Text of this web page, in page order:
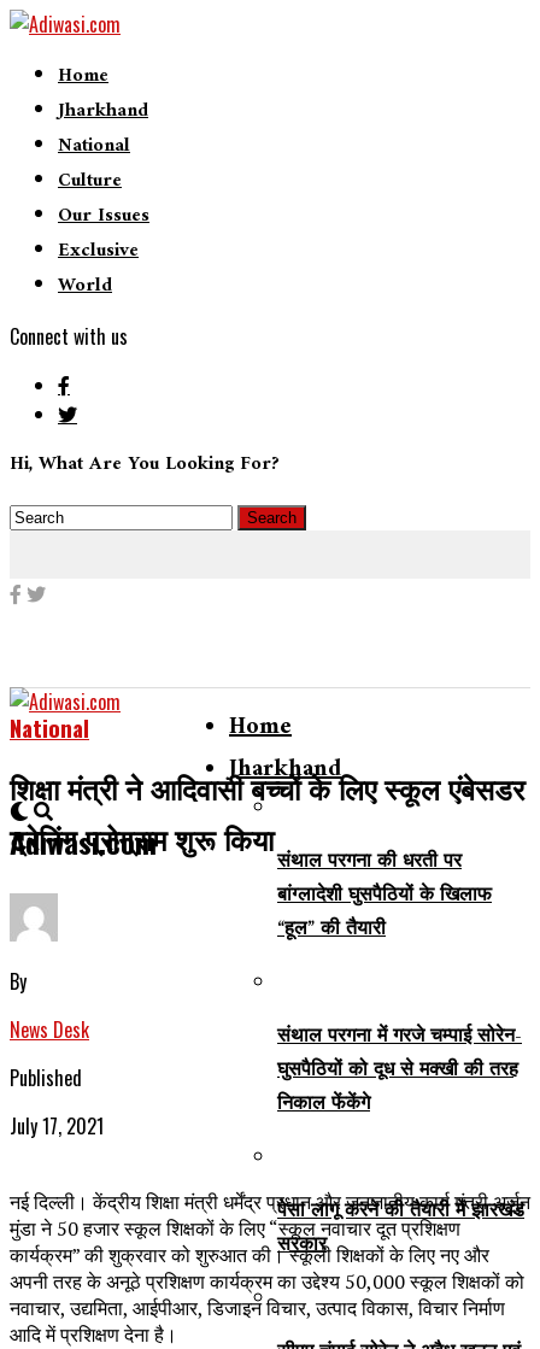
Home
Jharkhand
National
Culture
Our Issues
Exclusive
World
Connect with us
Hi, What Are You Looking For?
Adiwasi.com
Home
Jharkhand
संथाल परगना की धरती पर
बांग्लादेशी घुसपैठियों के खिलाफ
“हूल” की तैयारी
संथाल परगना में गरजे चम्पाई सोरेन-
घुसपैठियों को दूध से मक्खी की तरह
निकाल फेंकेंगे
पेसा लागू करने की तैयारी में झारखंड
सरकार
National
शिक्षा मंत्री ने आदिवासी बच्चों के लिए स्कूल एंबेसडर
ट्रेनिंग प्रोग्राम शुरू किया
By
News Desk
Published
July 17, 2021
नई दिल्ली। केंद्रीय शिक्षा मंत्री धर्मेंद्र प्रधान और जनजातीय कार्य मंत्री अर्जुन
मुंडा ने 50 हजार स्कूल शिक्षकों के लिए “स्कूल नवाचार दूत प्रशिक्षण
कार्यक्रम” की शुक्रवार को शुरुआत की। स्कूली शिक्षकों के लिए नए और
अपनी तरह के अनूठे प्रशिक्षण कार्यक्रम का उद्देश्य 50,000 स्कूल शिक्षकों को
नवाचार, उद्यमिता, आईपीआर, डिजाइन विचार, उत्पाद विकास, विचार निर्माण
आदि में प्रशिक्षण देना है।